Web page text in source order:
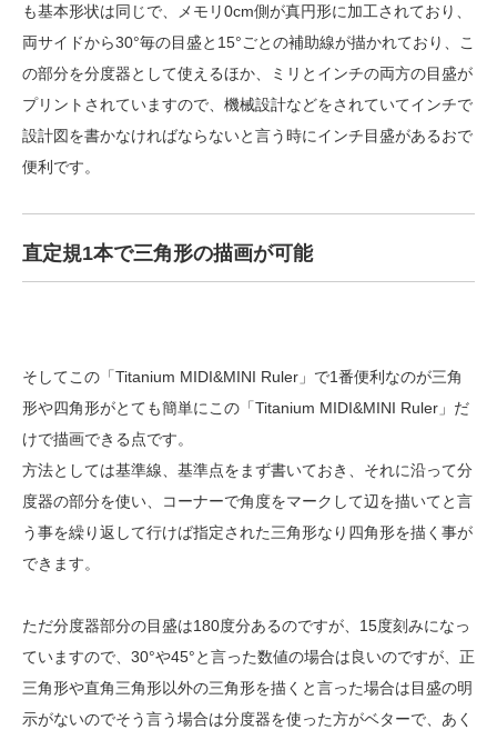
も基本形状は同じで、メモリ0cm側が真円形に加工されており、
両サイドから30°毎の目盛と15°ごとの補助線が描かれており、こ
の部分を分度器として使えるほか、ミリとインチの両方の目盛が
プリントされていますので、機械設計などをされていてインチで
設計図を書かなければならないと言う時にインチ目盛があるおで
便利です。
直定規1本で三角形の描画が可能
そしてこの「Titanium MIDI&MINI Ruler」で1番便利なのが三角
形や四角形がとても簡単にこの「Titanium MIDI&MINI Ruler」だ
けで描画できる点です。
方法としては基準線、基準点をまず書いておき、それに沿って分
度器の部分を使い、コーナーで角度をマークして辺を描いてと言
う事を繰り返して行けば指定された三角形なり四角形を描く事が
できます。
ただ分度器部分の目盛は180度分あるのですが、15度刻みになっ
ていますので、30°や45°と言った数値の場合は良いのですが、正
三角形や直角三角形以外の三角形を描くと言った場合は目盛の明
示がないのでそう言う場合は分度器を使った方がベターで、あく